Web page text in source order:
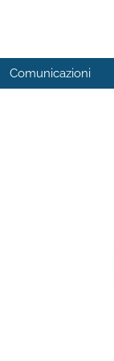
Comunicazioni